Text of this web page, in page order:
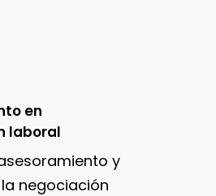
en
laboral
y
negociación